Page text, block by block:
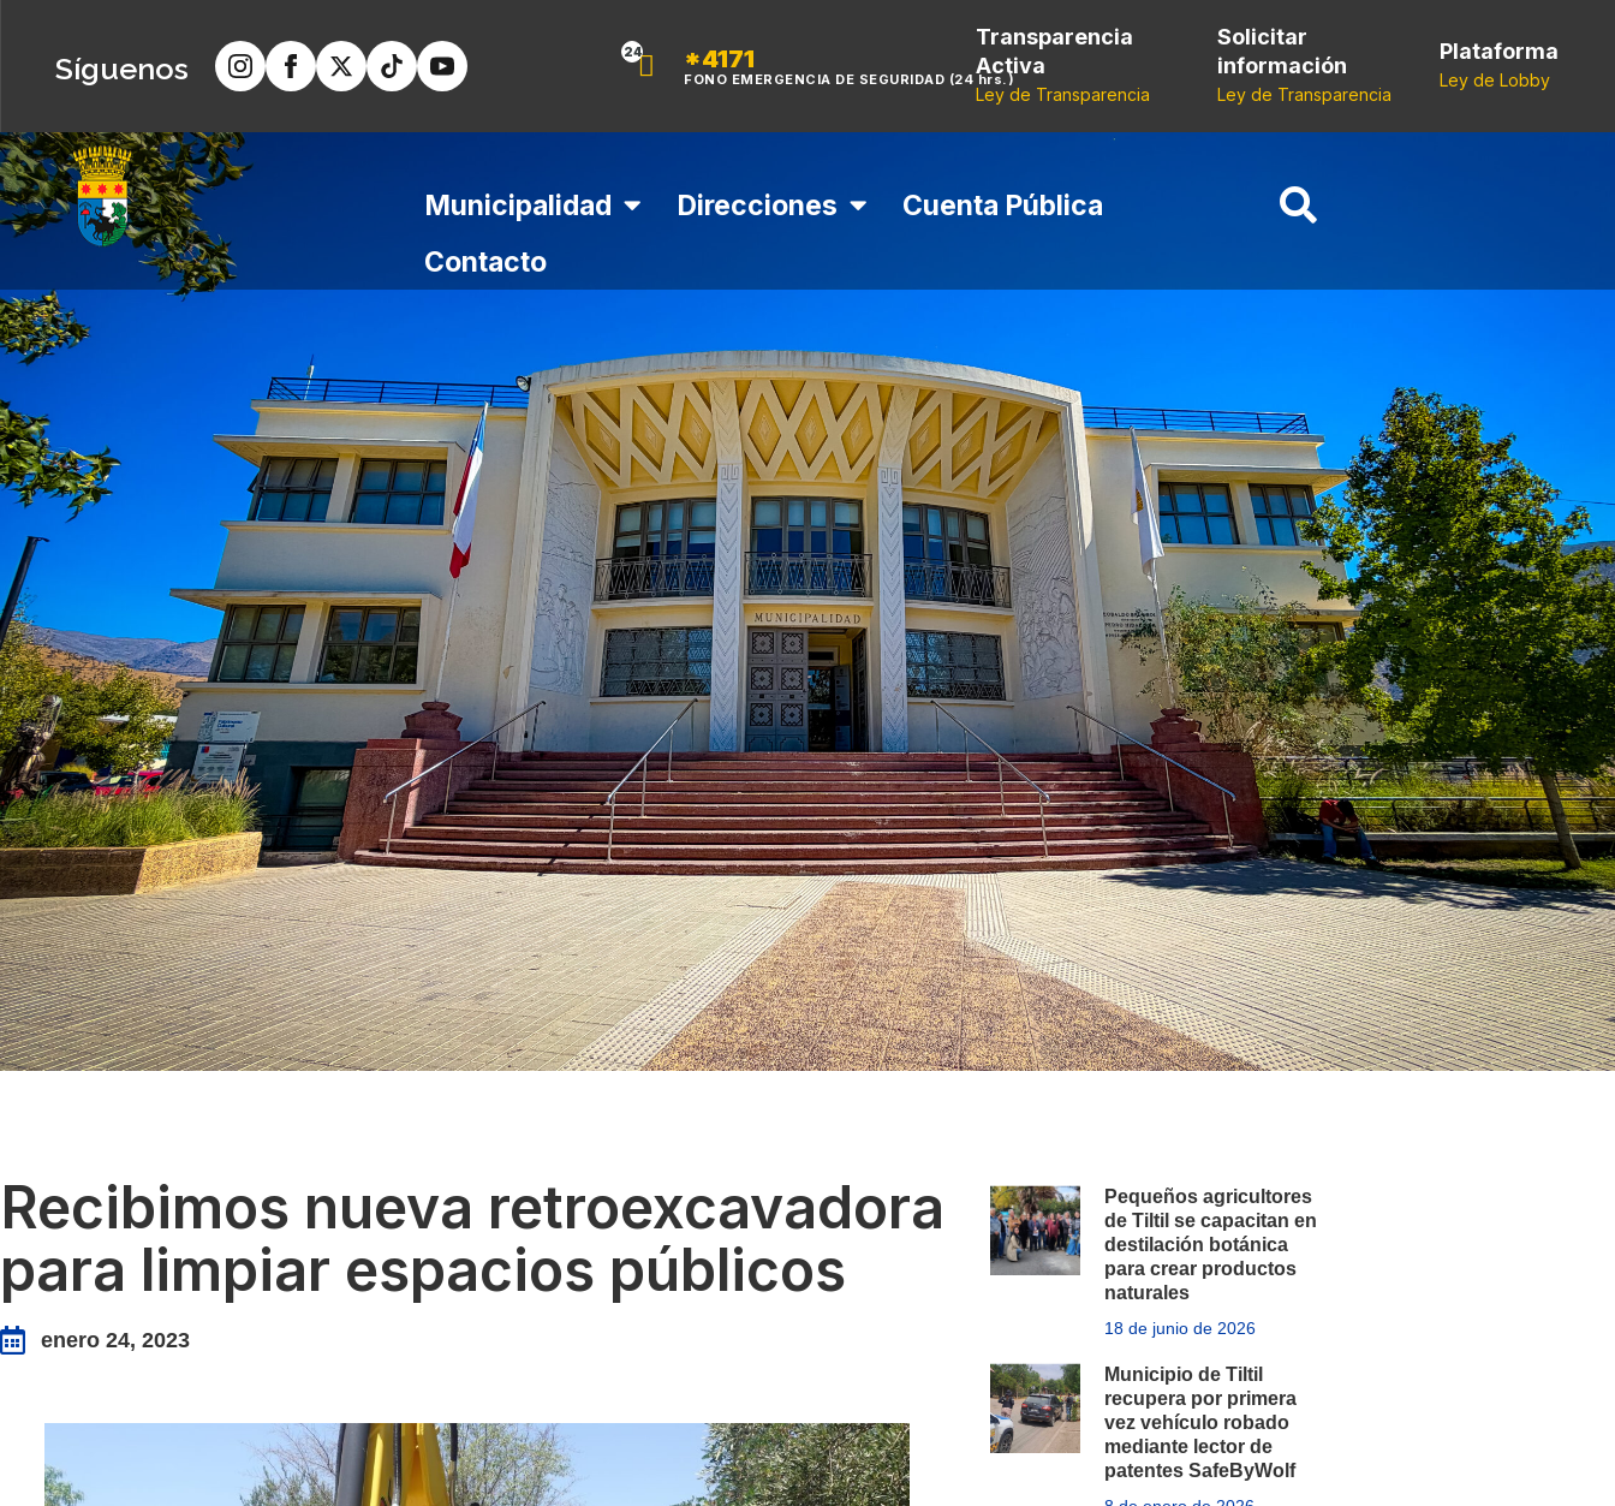
Síguenos 24 *4171
FONO EMERGENCIA DE SEGURIDAD (24 hrs.)
Transparencia
Activa
Ley de Transparencia
Solicitar
información
Ley de Transparencia
Plataforma
Ley de Lobby
Municipalidad Direcciones
Cuenta Pública
Contacto
Recibimos nueva retroexcavadora
para limpiar espacios públicos
enero 24, 2023
Pequeños agricultores
de Tiltil se capacitan en
destilación botánica
para crear productos
naturales
18 de junio de 2026
Municipio de Tiltil
recupera por primera
vez vehículo robado
mediante lector de
patentes SafeByWolf